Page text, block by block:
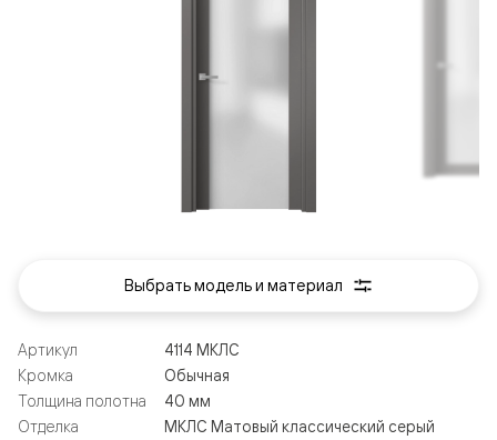
Артикул
4114 МКЛС
Кромка
Обычная
Толщина полотна
40 мм
Отделка
МКЛС Матовый классический серый
Выбрать модель и материал